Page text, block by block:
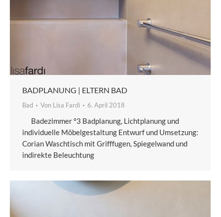
BADPLANUNG | ELTERN BAD
Bad Von Lisa Fardi 6. April 2018
Badezimmer °3 Badplanung, Lichtplanung und
individuelle Möbelgestaltung Entwurf und Umsetzung:
Corian Waschtisch mit Grifffugen, Spiegelwand und
indirekte Beleuchtung